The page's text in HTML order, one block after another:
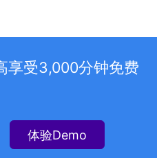
享受3,000分钟免费
体验Demo